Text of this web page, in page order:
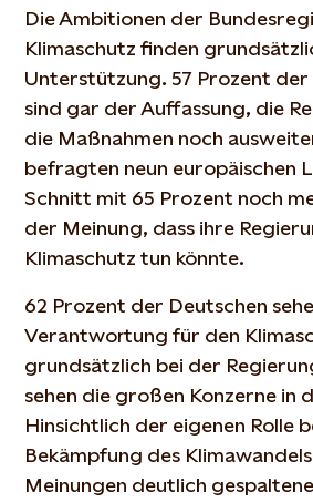
Die Ambitionen der
Klimaschutz finden
Unterstützung. 57 Prozent
sind gar der Auffassung, die
die Maßnahmen noch
befragten neun europäischen
Schnitt mit 65 Prozent noch
der Meinung, dass ihre
Klimaschutz tun könnte.
62 Prozent der Deutschen
Verantwortung für den
grundsätzlich bei der
sehen die großen Konzerne in
Hinsichtlich der eigenen Rolle
Bekämpfung des
Meinungen deutlich